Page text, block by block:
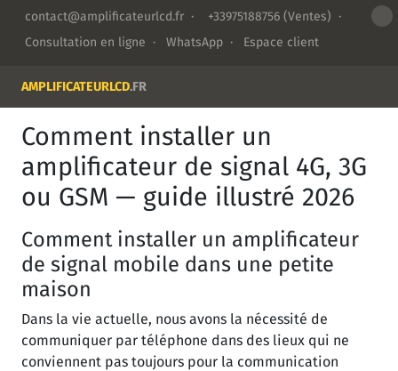
contact@amplificateurlcd.fr · +33975188756 (Ventes) ·
Consultation en ligne · WhatsApp · Espace client
AMPLIFICATEURLCD.FR
Comment installer un
amplificateur de signal 4G, 3G
ou GSM — guide illustré 2026
Comment installer un amplificateur
de signal mobile dans une petite
maison
Dans la vie actuelle, nous avons la nécessité de
communiquer par téléphone dans des lieux qui ne
conviennent pas toujours pour la communication